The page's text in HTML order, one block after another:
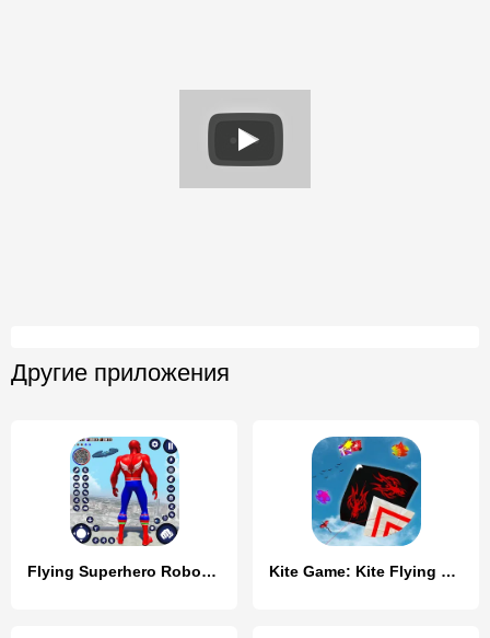
Другие приложения
Flying Superhero Robot Games Kite Game: Kite Flying Game 3D